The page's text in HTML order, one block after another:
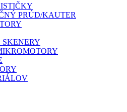
PRÚD/KAUTER